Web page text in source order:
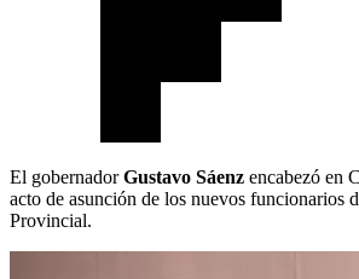
El gobernadorGustavo Sáenz encabezó en
acto de asunción de los nuevos funcionarios
Provincial.